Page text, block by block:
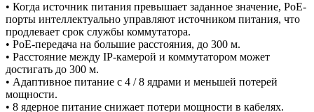
• Когда источник питания превышает заданное значение, PoE-
порты интеллектуально управляют источником питания, что
продлевает срок службы коммутатора.
• PoE-передача на большие расстояния, до 300 м.
• Расстояние между IP-камерой и коммутатором может
достигать до 300 м.
• Адаптивное питание с 4 / 8 ядрами и меньшей потерей
мощности.
• 8 ядерное питание снижает потери мощности в кабелях.